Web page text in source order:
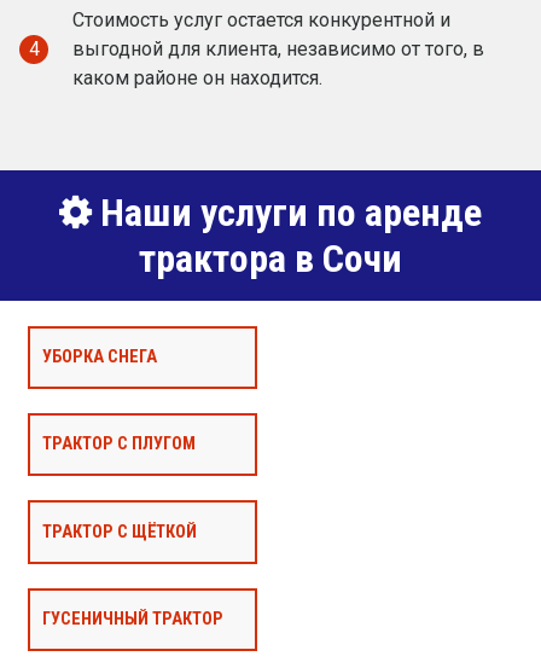
4
Стоимость услуг остается конкурентной и
выгодной для клиента, независимо от того, в
каком районе он находится.
Наши услуги по аренде
трактора в Сочи
УБОРКА СНЕГА
ТРАКТОР С ПЛУГОМ
ТРАКТОР С ЩЁТКОЙ
ГУСЕНИЧНЫЙ ТРАКТОР